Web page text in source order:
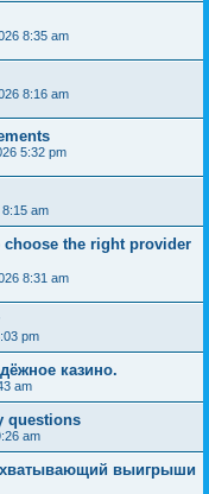
8:35 am
8:16 am
5:32 pm
am
the right provider
8:31 am
pm
казино.
am
questions
am
выигрыши